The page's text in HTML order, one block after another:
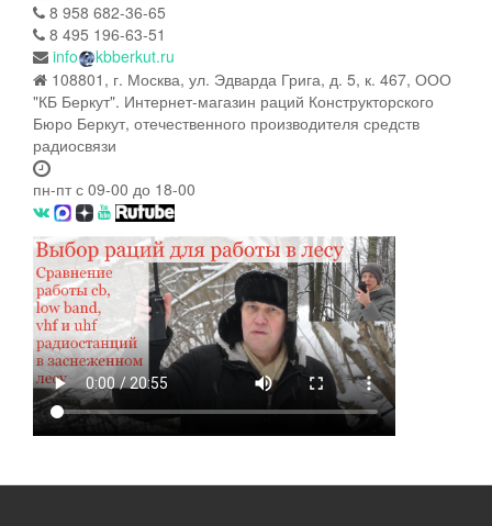
8 958 682-36-65
8 495 196-63-51
info
kbberkut.ru
108801, г. Москва, ул. Эдварда Грига, д. 5, к. 467, ООО
"КБ Беркут". Интернет-магазин раций Конструкторского
Бюро Беркут, отечественного производителя средств
радиосвязи
пн-пт с 09-00 до 18-00